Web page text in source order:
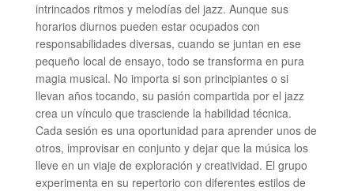
intrincados ritmos y melodías del jazz. Aunque sus
horarios diurnos pueden estar ocupados con
responsabilidades diversas, cuando se juntan en ese
pequeño local de ensayo, todo se transforma en pura
magia musical. No importa si son principiantes o si
llevan años tocando, su pasión compartida por el jazz
crea un vínculo que trasciende la habilidad técnica.
Cada sesión es una oportunidad para aprender unos de
otros, improvisar en conjunto y dejar que la música los
lleve en un viaje de exploración y creatividad. El grupo
experimenta en su repertorio con diferentes estilos de